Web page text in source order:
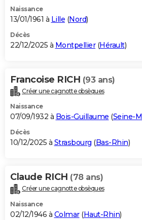
Naissance
13/01/1961 à Lille (Nord)
Décès
22/12/2025 à Montpellier(Hérault)
Francoise RICH (93 ans)
Créer une cagnotte obsèques
Naissance
07/09/1932 à Bois-Guillaume (Seine-
Décès
10/12/2025 à Strasbourg (Bas-Rhin)
Claude RICH (78 ans)
Créer une cagnotte obsèques
Naissance
02/12/1946 à Colmar(Haut-Rhin)